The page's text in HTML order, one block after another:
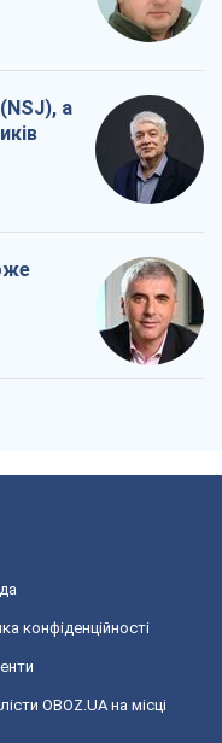
а
конфіденційності
OBOZ.UA на місці